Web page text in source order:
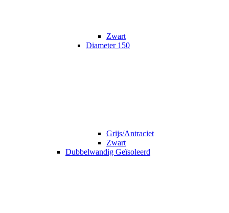
Zwart
Diameter 150
Grijs/Antraciet
Zwart
Dubbelwandig Geïsoleerd